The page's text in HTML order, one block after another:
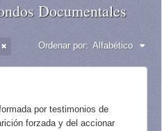
Documentales
Ordenar por: Alfabético
por testimonios de
forzada y del accionar